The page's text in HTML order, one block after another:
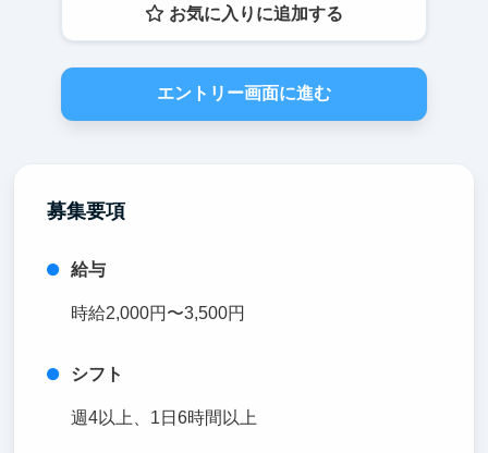
お気に入りに追加する
エントリー画面に進む
募集要項
給与
時給2,000円〜3,500円
シフト
週4以上、1日6時間以上